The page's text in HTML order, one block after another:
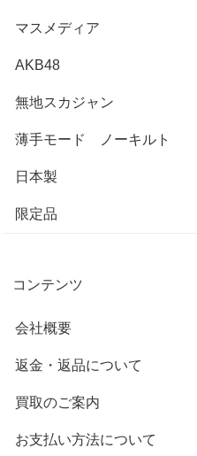
マスメディア
AKB48
無地スカジャン
薄手モード ノーキルト
日本製
限定品
コンテンツ
会社概要
返金・返品について
買取のご案内
お支払い方法について